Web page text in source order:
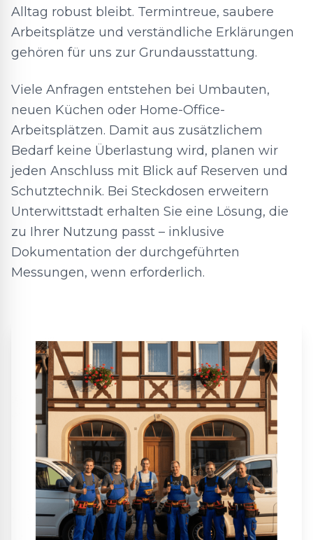
Alltag robust bleibt. Termintreue, saubere
Arbeitsplätze und verständliche Erklärungen
gehören für uns zur Grundausstattung.
Viele Anfragen entstehen bei Umbauten,
neuen Küchen oder Home-Office-
Arbeitsplätzen. Damit aus zusätzlichem
Bedarf keine Überlastung wird, planen wir
jeden Anschluss mit Blick auf Reserven und
Schutztechnik. Bei Steckdosen erweitern
Unterwittstadt erhalten Sie eine Lösung, die
zu Ihrer Nutzung passt – inklusive
Dokumentation der durchgeführten
Messungen, wenn erforderlich.